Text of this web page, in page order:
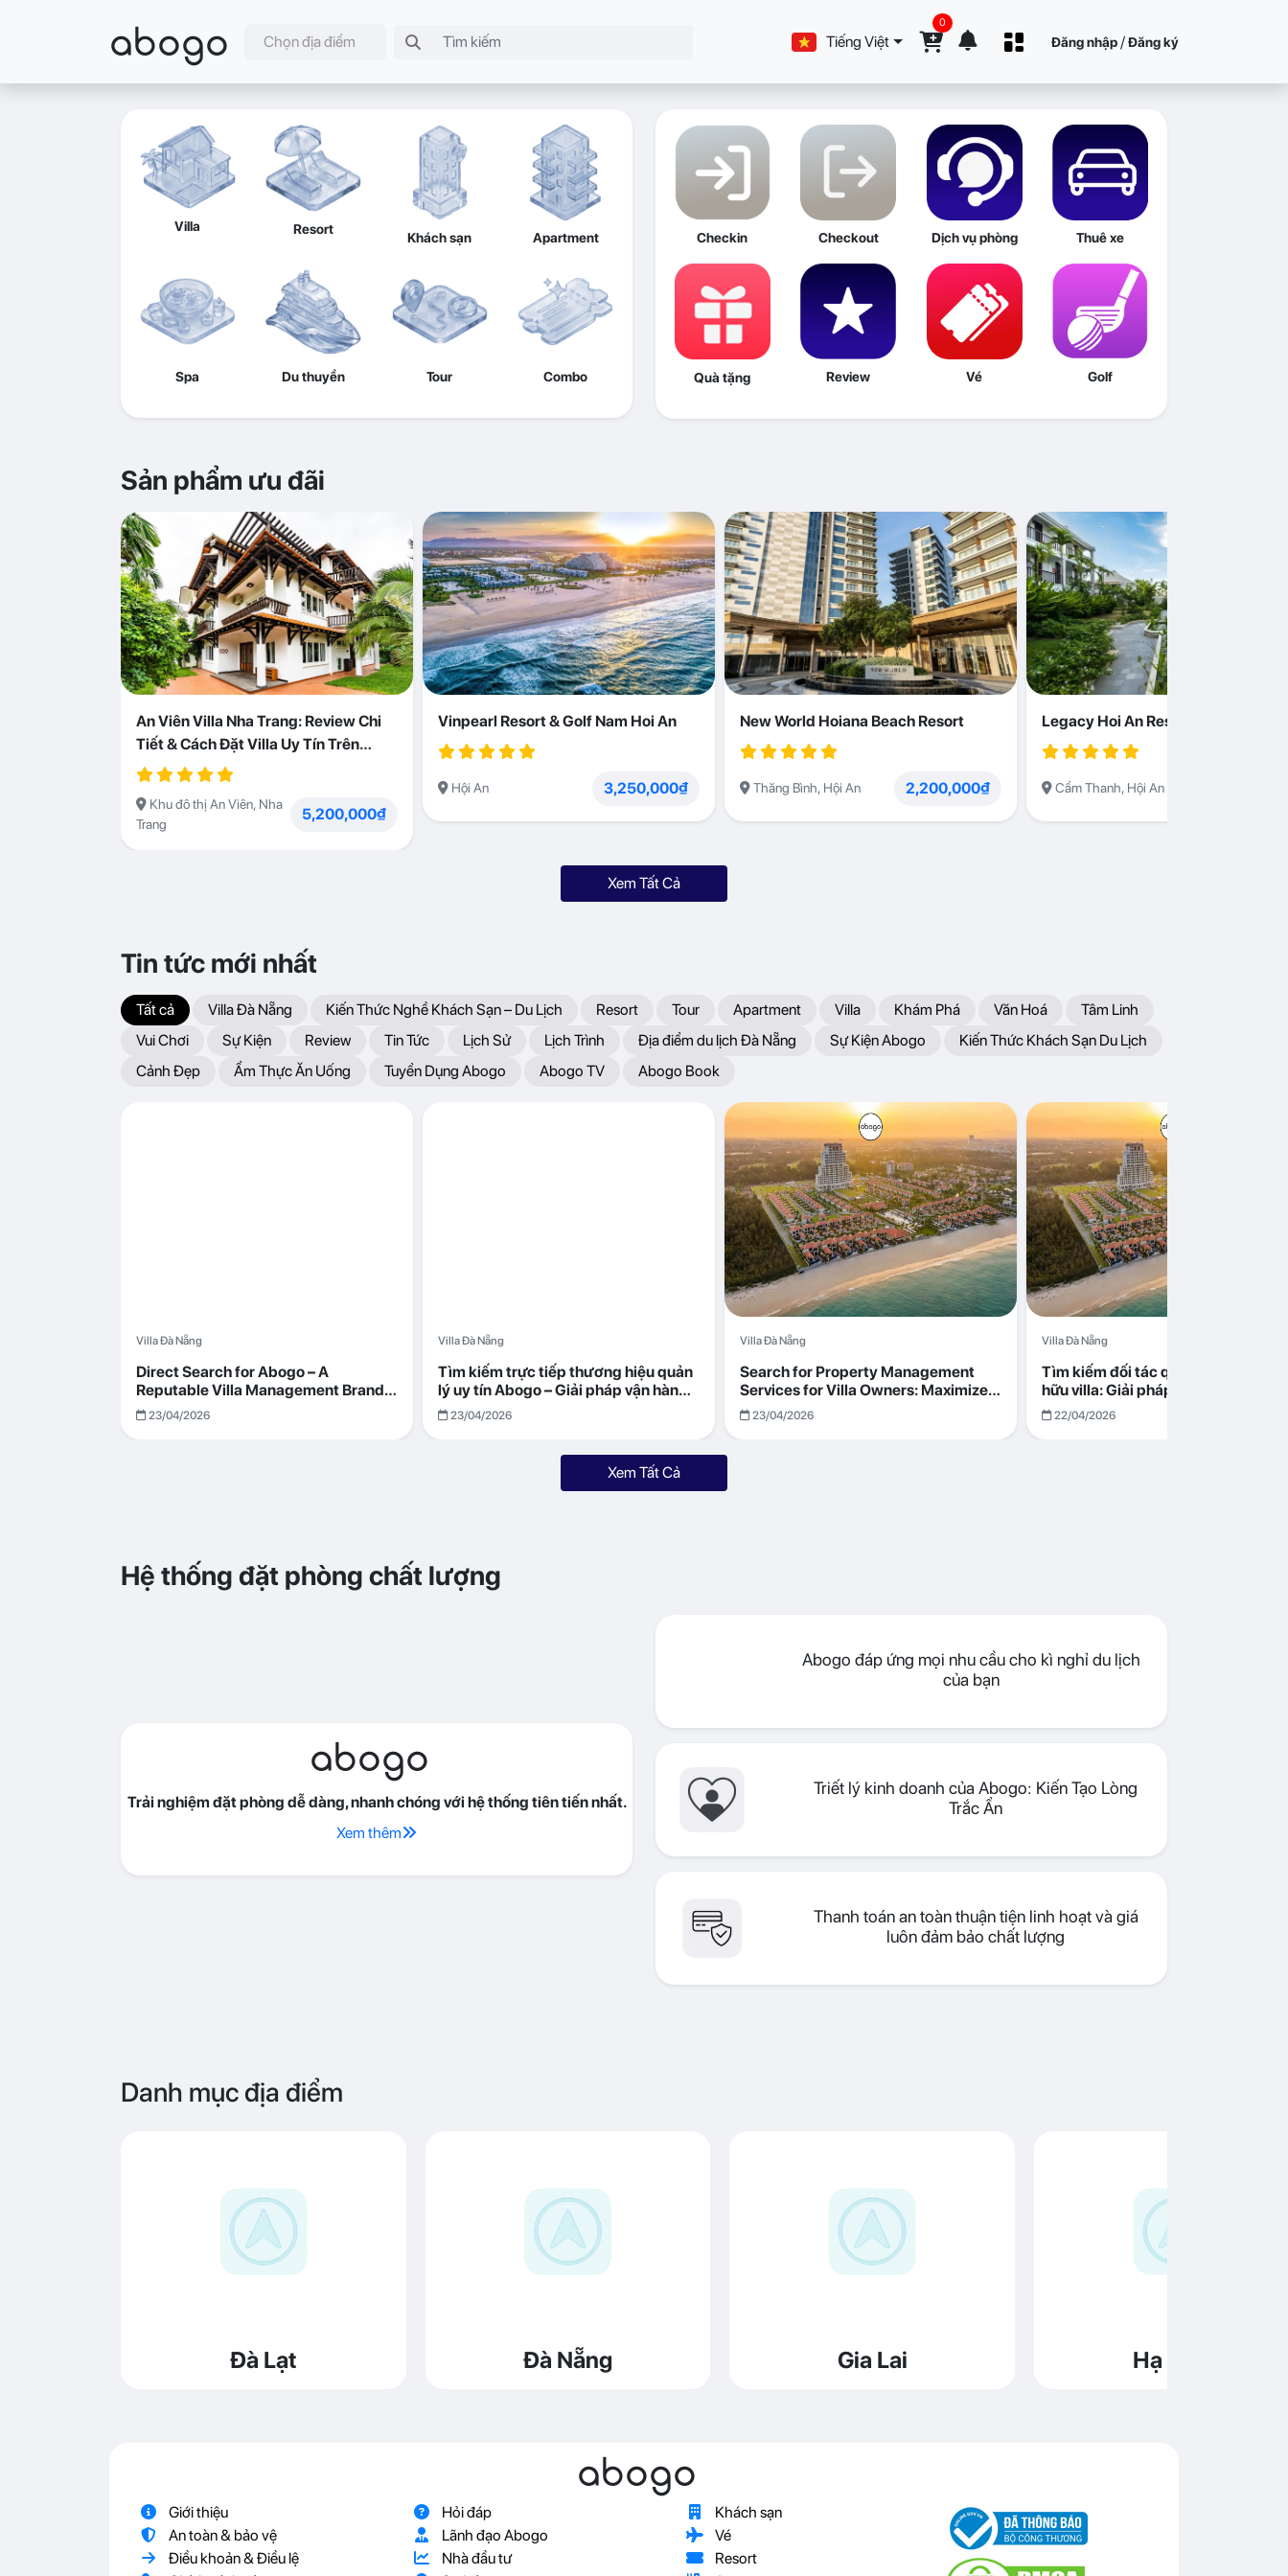
abogo Chọn địa điểm Tiếng Việt
0
Đăng nhập /Đăng ký
Villa Resort
Khách sạn Apartment
Spa Du thuyền Tour Combo
Checkin Checkout Dịch vụ phòng Thuê xe
Quà tặng Review Vé Golf
Sản phẩm ưu đãi
An Viên Villa Nha Trang: Review Chi
Tiết & Cách Đặt Villa Uy Tín Trên
Abogo
Khu đô thị An Viên, Nha
Trang
5,200,000₫
Vinpearl Resort & Golf Nam Hoi An
Hội An 3,250,000₫
New World Hoiana Beach Resort
Thăng Bình, Hội An 2,200,000₫
Legacy Hoi An Resort
Cẩm Thanh, Hội An
Xem Tất Cả
Tin tức mới nhất
Tất cả Villa Đà Nẵng Kiến Thức Nghề Khách Sạn – Du Lịch Resort Tour Apartment Villa Khám Phá Văn Hoá
Tâm Linh
Vui Chơi
Sự Kiện Review Tin Tức Lịch Sử Lịch Trình Địa điểm du lịch Đà Nẵng Sự Kiện Abogo
Kiến Thức Khách Sạn Du Lịch
Cảnh Đẹp
Ẩm Thực Ăn Uống Tuyển Dụng Abogo Abogo TV Abogo Book
Villa Đà Nẵng
Direct Search for Abogo – A
Reputable Villa Management Brand
with Transparent and Effective
Operations
23/04/2026
Villa Đà Nẵng
Tìm kiếm trực tiếp thương hiệu quản
lý uy tín Abogo – Giải pháp vận hành
villa hiệu quả, minh bạch
23/04/2026
Villa Đà Nẵng
Search for Property Management
Services for Villa Owners: Maximize
Returns with Abogo in Da Nang
23/04/2026
Villa Đà Nẵng
Tìm kiếm đối tác quản lý cho chủ sở
hữu villa: Giải pháp tối ưu lợi nhuận
cùng Abogo tại Đà Nẵng
22/04/2026
Xem Tất Cả
Hệ thống đặt phòng chất lượng
abogo
Trải nghiệm đặt phòng dễ dàng, nhanh chóng với hệ thống tiên tiến nhất.
Xem thêm
Abogo đáp ứng mọi nhu cầu cho kì nghỉ du lịch
của bạn
Triết lý kinh doanh của Abogo: Kiến Tạo Lòng
Trắc Ẩn
Thanh toán an toàn thuận tiện linh hoạt và giá
luôn đảm bảo chất lượng
Danh mục địa điểm
Đà Lạt Đà Nẵng Gia Lai Hạ Long
abogo
Giới thiệu
An toàn & bảo vệ
Điều khoản & Điều lệ
Hỏi đáp
Lãnh đạo Abogo
Nhà đầu tư
Khách sạn
Vé
Resort